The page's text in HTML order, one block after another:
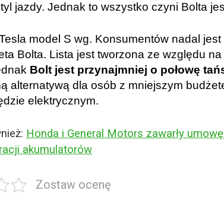
jazdy. Jednak to wszystko czyni Bolta
model S wg. Konsumentów nadal
Bolta. Lista jest tworzona ze względu na
Bolt jest przynajmniej o połowę
alternatywą dla osób z mniejszym
elektrycznym.
Honda i General Motors zawarły
akumulatorów
Zostaw ocenę